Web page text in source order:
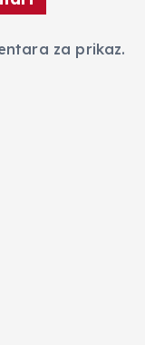
za prikaz.